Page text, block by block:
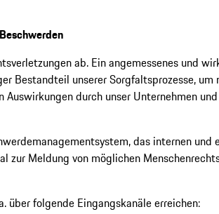
ab. Ein angemessenes und
Bestandteil unserer Sorgfaltsprozesse,
durch unser Unternehmen
das internen und
zur Meldung von möglichen
über folgende Eingangskanäle erreichen: